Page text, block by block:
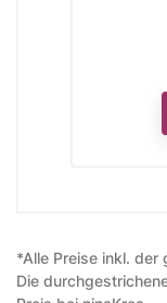
*Alle Preise inkl. der
Die